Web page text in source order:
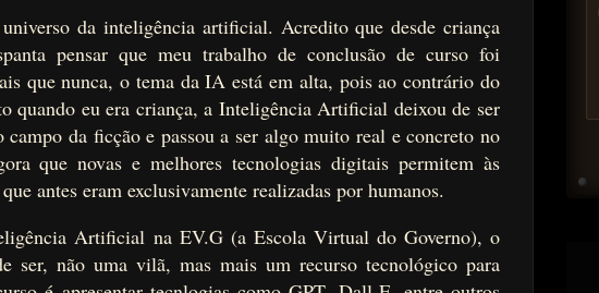
da inteligência artificial. Acredito que desde criança
pensar que meu trabalho de conclusão de curso foi
que nunca, o tema da IA está em alta, pois ao contrário do
quando eu era criança, a Inteligência Artificial deixou de ser
da ficção e passou a ser algo muito real e concreto no
que novas e melhores tecnologias digitais permitem às
antes eram exclusivamente realizadas por humanos.
Artificial na EV.G (a Escola Virtual do Governo), o
ser, não uma vilã, mas mais um recurso tecnológico para